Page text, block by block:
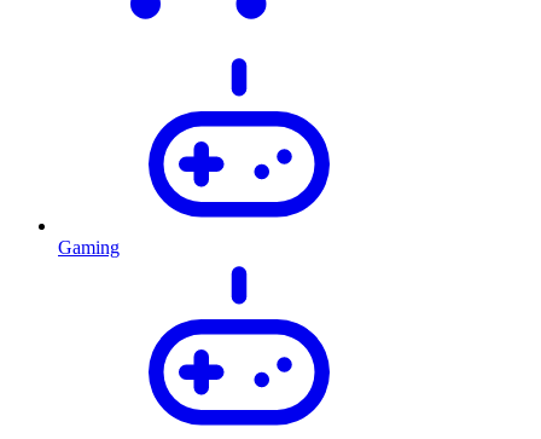
Gaming